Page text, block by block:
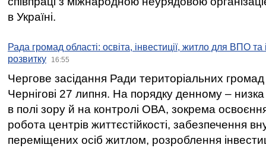
в Україні.
Рада громад області: освіта, інвестиції, житло для ВПО
розвитку
16:55
Чергове засідання Ради територіальних громад
Чернігові 27 липня. На порядку денному –
в полі зору й на контролі ОВА, зокрема освоєння
робота центрів життєстійкості, забезпечення
переміщених осіб житлом, розроблення